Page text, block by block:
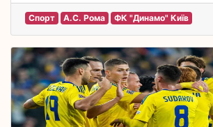
Спорт А.С. Рома ФК "Динамо" Київ